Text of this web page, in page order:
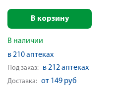
В корзину
В наличии
в 210 аптеках
Под заказ: в 212 аптеках
Доставка: от 149 руб